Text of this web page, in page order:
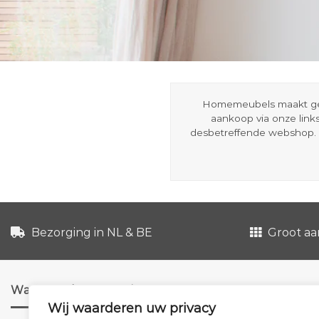
Wij waarderen uw privacy
Homemeubels maakt
aankoop via onze
desbetreffende
Bezorging in NL & BE Groot
Waarom shoppen via ons?